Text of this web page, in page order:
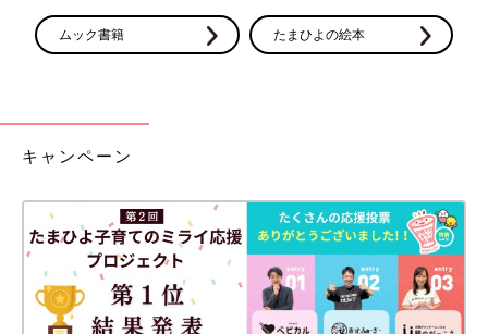
ムック書籍 たまひよの絵本
キャンペーン